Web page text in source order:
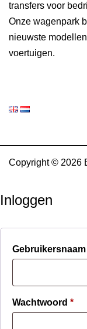
transfers voor
Onze wagenpark
nieuwste
voertuigen.
Copyright © 2026
Inloggen
Wachtwoord *